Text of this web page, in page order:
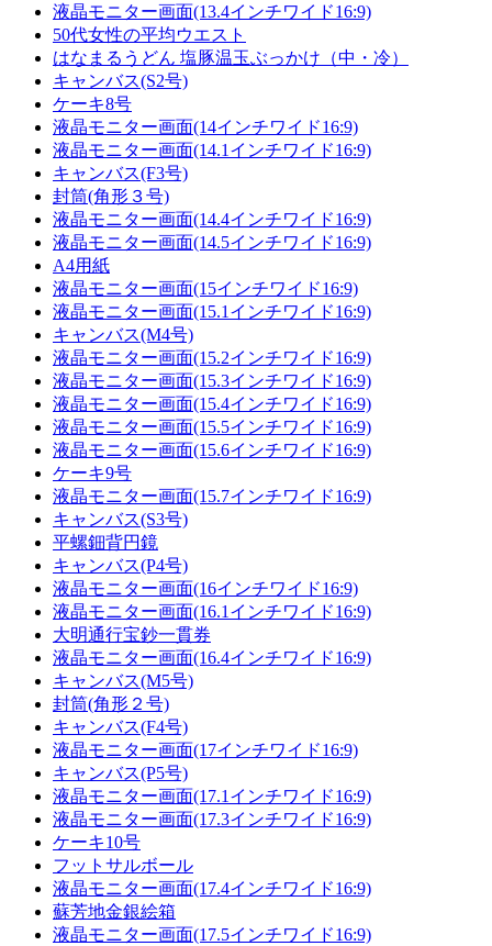
液晶モニター画面(13.4インチワイド16:9)
50代女性の平均ウエスト
はなまるうどん 塩豚温玉ぶっかけ（中・冷）
キャンバス(S2号)
ケーキ8号
液晶モニター画面(14インチワイド16:9)
液晶モニター画面(14.1インチワイド16:9)
キャンバス(F3号)
封筒(角形３号)
液晶モニター画面(14.4インチワイド16:9)
液晶モニター画面(14.5インチワイド16:9)
A4用紙
液晶モニター画面(15インチワイド16:9)
液晶モニター画面(15.1インチワイド16:9)
キャンバス(M4号)
液晶モニター画面(15.2インチワイド16:9)
液晶モニター画面(15.3インチワイド16:9)
液晶モニター画面(15.4インチワイド16:9)
液晶モニター画面(15.5インチワイド16:9)
液晶モニター画面(15.6インチワイド16:9)
ケーキ9号
液晶モニター画面(15.7インチワイド16:9)
キャンバス(S3号)
平螺鈿背円鏡
キャンバス(P4号)
液晶モニター画面(16インチワイド16:9)
液晶モニター画面(16.1インチワイド16:9)
大明通行宝鈔一貫券
液晶モニター画面(16.4インチワイド16:9)
キャンバス(M5号)
封筒(角形２号)
キャンバス(F4号)
液晶モニター画面(17インチワイド16:9)
キャンバス(P5号)
液晶モニター画面(17.1インチワイド16:9)
液晶モニター画面(17.3インチワイド16:9)
ケーキ10号
フットサルボール
液晶モニター画面(17.4インチワイド16:9)
蘇芳地金銀絵箱
液晶モニター画面(17.5インチワイド16:9)